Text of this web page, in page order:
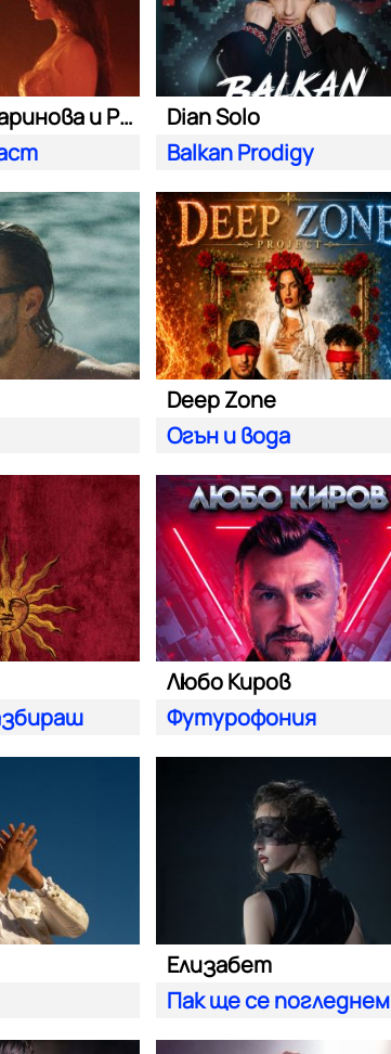
Михаела Маринова и Pavell
Dian Solo
Balkan Prodigy
Deep Zone
Oгън и вода
Любо Киров
Футурофония
Елизабет
Пак ще се погледнем